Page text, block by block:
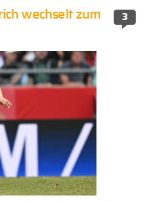
3
wechselt zum